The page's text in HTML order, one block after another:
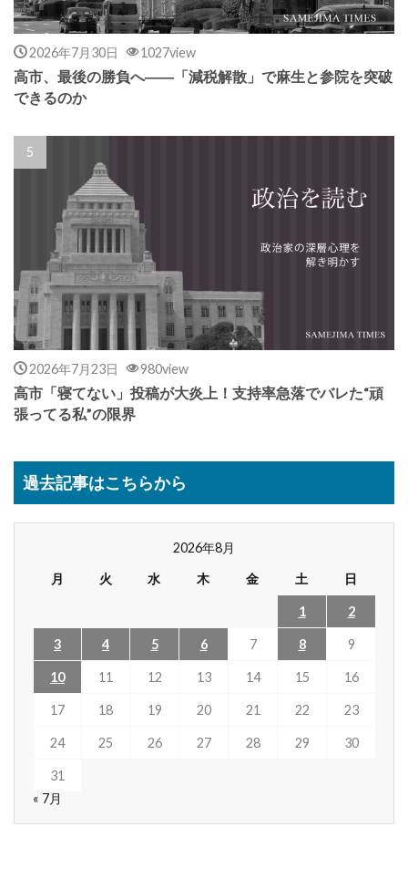
2026年7月30日 1027view
高市、最後の勝負へ――「減税解散」で麻生と参院を突破
できるのか
2026年7月23日 980view
高市「寝てない」投稿が大炎上！支持率急落でバレた“頑
張ってる私”の限界
過去記事はこちらから
2026年8月
月
火 水 木 金 土 日
1 2
3 4 5 6 7 8 9
10 11 12 13 14 15 16
17 18 19 20 21 22 23
24 25 26 27 28 29 30
31
« 7月